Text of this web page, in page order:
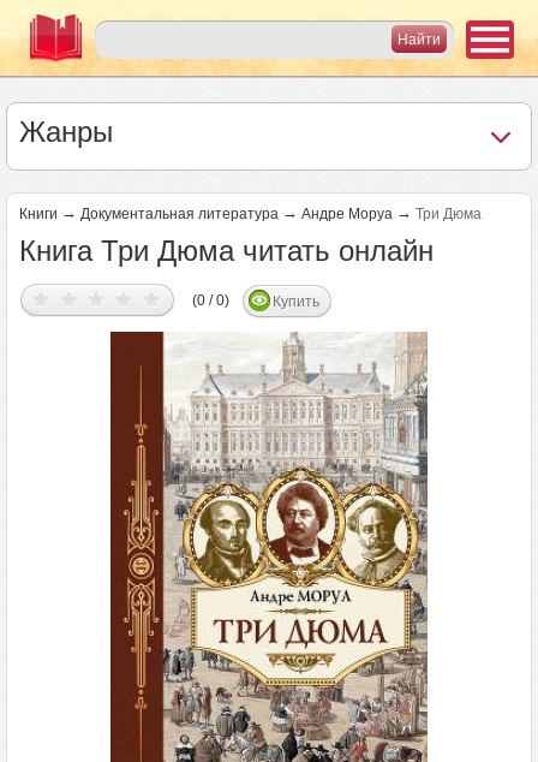
Жанры
Книги → Документальная литература → Андре Моруа → Три Дюма
Книга Три Дюма читать онлайн
(0 / 0) Купить